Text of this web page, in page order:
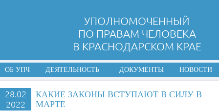
УПОЛНОМОЧЕННЫЙ
ПО ПРАВАМ ЧЕЛОВЕКА
В КРАСНОДАРСКОМ КРАЕ
ОБ УПЧ ДЕЯТЕЛЬНОСТЬ ДОКУМЕНТЫ НОВОСТИ
28.02
2022
КАКИЕ ЗАКОНЫ ВСТУПАЮТ В СИЛУ В
МАРТЕ